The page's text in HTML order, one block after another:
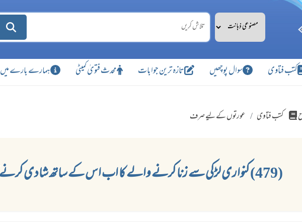
کتب فتاوی سوال پوچھیں تازہ ترین جوابات محدث فتویٰ کمیٹی ہمارے بارے میں
کتب فتاوی عورتوں کے لیے صرف
(479) کنواری لڑکی سے زنا کرنے والے کا اب اس کے ساتھ شادی کرنے کا حکم